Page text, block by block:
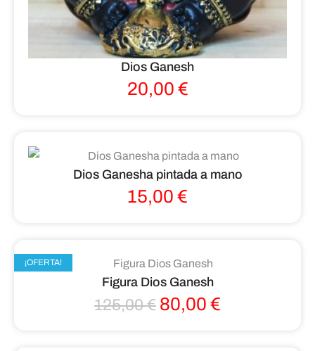
Dios Ganesh
20,00 €
Dios Ganesha pintada a mano
15,00 €
¡OFERTA!
Figura Dios Ganesh
125,00€ 80,00 €